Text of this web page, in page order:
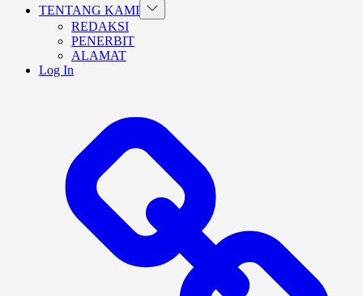
TENTANG KAMI Show
sub
REDAKSI
PENERBIT
ALAMAT
Log In